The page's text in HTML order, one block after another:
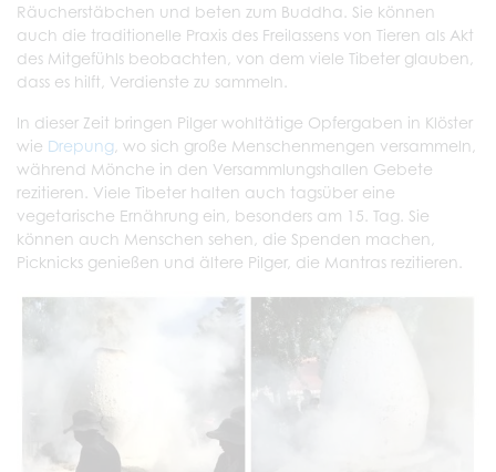
Räucherstäbchen und beten zum Buddha. Sie können
auch die traditionelle Praxis des Freilassens von Tieren als Akt
des Mitgefühls beobachten, von dem viele Tibeter glauben,
dass es hilft, Verdienste zu sammeln.
In dieser Zeit bringen Pilger wohltätige Opfergaben in Klöster
wie Drepung, wo sich große Menschenmengen versammeln,
während Mönche in den Versammlungshallen Gebete
rezitieren. Viele Tibeter halten auch tagsüber eine
vegetarische Ernährung ein, besonders am 15. Tag. Sie
können auch Menschen sehen, die Spenden machen,
Picknicks genießen und ältere Pilger, die Mantras rezitieren.